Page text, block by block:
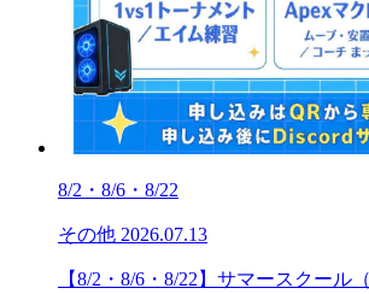
8/2・8/6・8/22
その他 2026.07.13
【8/2・8/6・8/22】サマースクール（